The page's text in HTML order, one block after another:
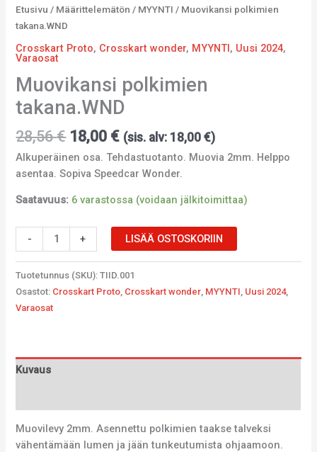
Etusivu / Määrittelemätön / MYYNTI / Muovikansi polkimien
takana.WND
Crosskart Proto, Crosskart wonder, MYYNTI, Uusi 2024,
Varaosat
Muovikansi polkimien
takana.WND
28,56€ 18,00 € (sis. alv: 18,00€)
Alkuperäinen osa. Tehdastuotanto. Muovia 2mm. Helppo
asentaa. Sopiva Speedcar Wonder.
Saatavuus: 6 varastossa (voidaan jälkitoimittaa)
- + LISÄÄ OSTOSKORIIN
Tuotetunnus (SKU):TIID.001
Osastot: Crosskart Proto Crosskart wonder MYYNTI Uusi 2024,
Varaosat
Kuvaus
Muovilevy 2mm. Asennettu polkimien taakse talveksi
vähentämään lumen ja jään tunkeutumista ohjaamoon.